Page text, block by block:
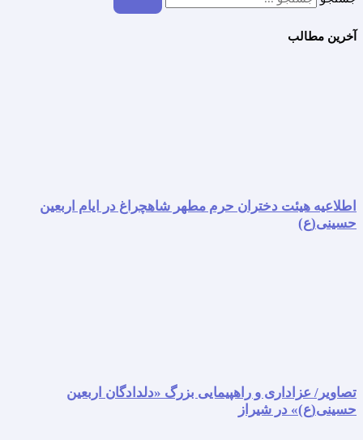
آخرین مطالب
اطلاعیه هیئت دختران حرم مطهر شاهچراغ در ایام اربعین
حسینی(ع)
تصاویر/ عزاداری و راهپیمایی بزرگ «دلدادگان اربعین
حسینی(ع)» در شیراز